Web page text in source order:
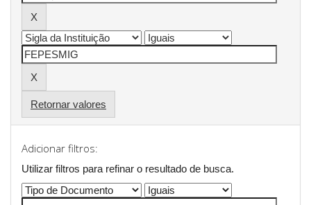
Retornar valores
Adicionar filtros:
Utilizar filtros para refinar o resultado de busca.